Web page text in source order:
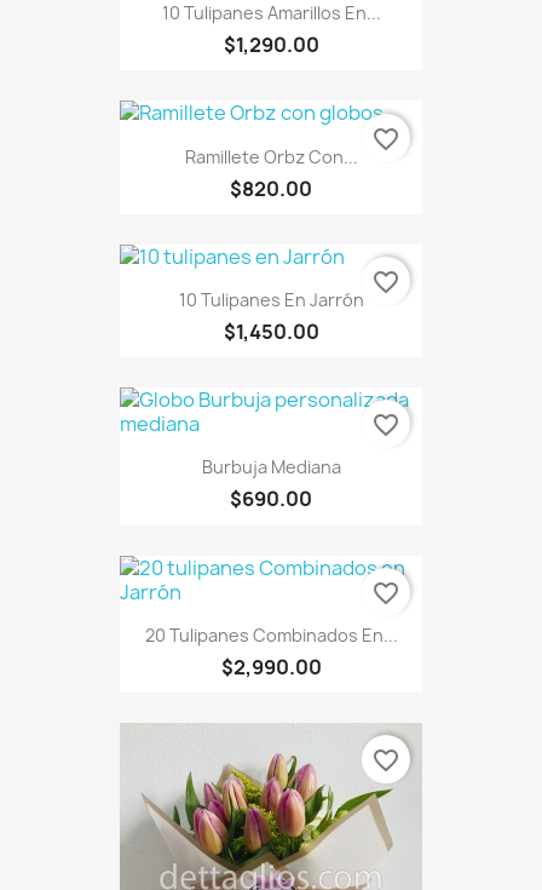
10 Tulipanes Amarillos En...
$1,290.00
Ramillete Orbz Con...
$820.00
favorite_border
10 Tulipanes En Jarrón
$1,450.00
favorite_border
Burbuja Mediana
$690.00
favorite_border
20 Tulipanes Combinados En...
$2,990.00
favorite_border
favorite_border